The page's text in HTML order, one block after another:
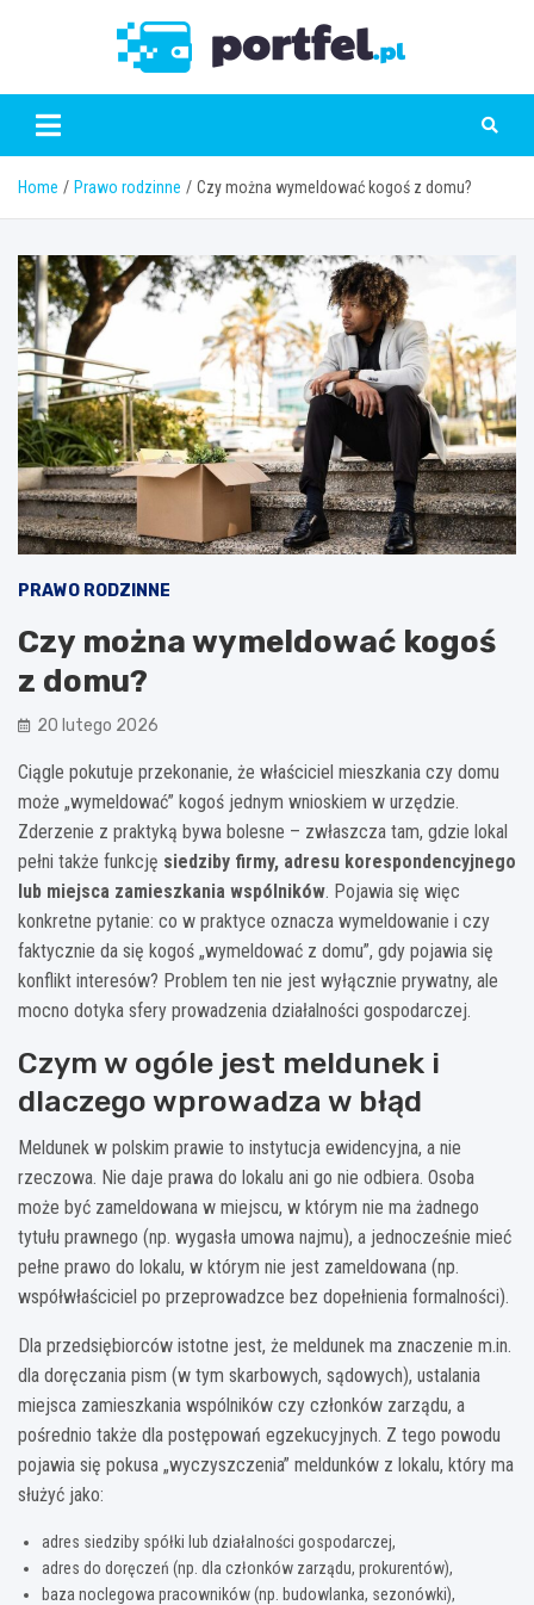
Home Prawo rodzinne Czy można wymeldować kogoś z domu?
PRAWO RODZINNE
Czy można wymeldować kogoś
z domu?
20 lutego 2026
Ciągle pokutuje przekonanie, że właściciel mieszkania czy domu
może „wymeldować” kogoś jednym wnioskiem w urzędzie.
Zderzenie z praktyką bywa bolesne – zwłaszcza tam, gdzie lokal
pełni także funkcję siedziby firmy, adresu korespondencyjnego
lub miejsca zamieszkania wspólników. Pojawia się więc
konkretne pytanie: co w praktyce oznacza wymeldowanie i czy
faktycznie da się kogoś „wymeldować z domu”, gdy pojawia się
konflikt interesów? Problem ten nie jest wyłącznie prywatny, ale
mocno dotyka sfery prowadzenia działalności gospodarczej.
Czym w ogóle jest meldunek i
dlaczego wprowadza w błąd
Meldunek w polskim prawie to instytucja ewidencyjna, a nie
rzeczowa. Nie daje prawa do lokalu ani go nie odbiera. Osoba
może być zameldowana w miejscu, w którym nie ma żadnego
tytułu prawnego (np. wygasła umowa najmu), a jednocześnie mieć
pełne prawo do lokalu, w którym nie jest zameldowana (np.
współwłaściciel po przeprowadzce bez dopełnienia formalności).
Dla przedsiębiorców istotne jest, że meldunek ma znaczenie m.in.
dla doręczania pism (w tym skarbowych, sądowych), ustalania
miejsca zamieszkania wspólników czy członków zarządu, a
pośrednio także dla postępowań egzekucyjnych. Z tego powodu
pojawia się pokusa „wyczyszczenia” meldunków z lokalu, który ma
służyć jako:
adres siedziby spółki lub działalności gospodarczej,
adres do doręczeń (np. dla członków zarządu, prokurentów),
baza noclegowa pracowników (np. budowlanka, sezonówki),